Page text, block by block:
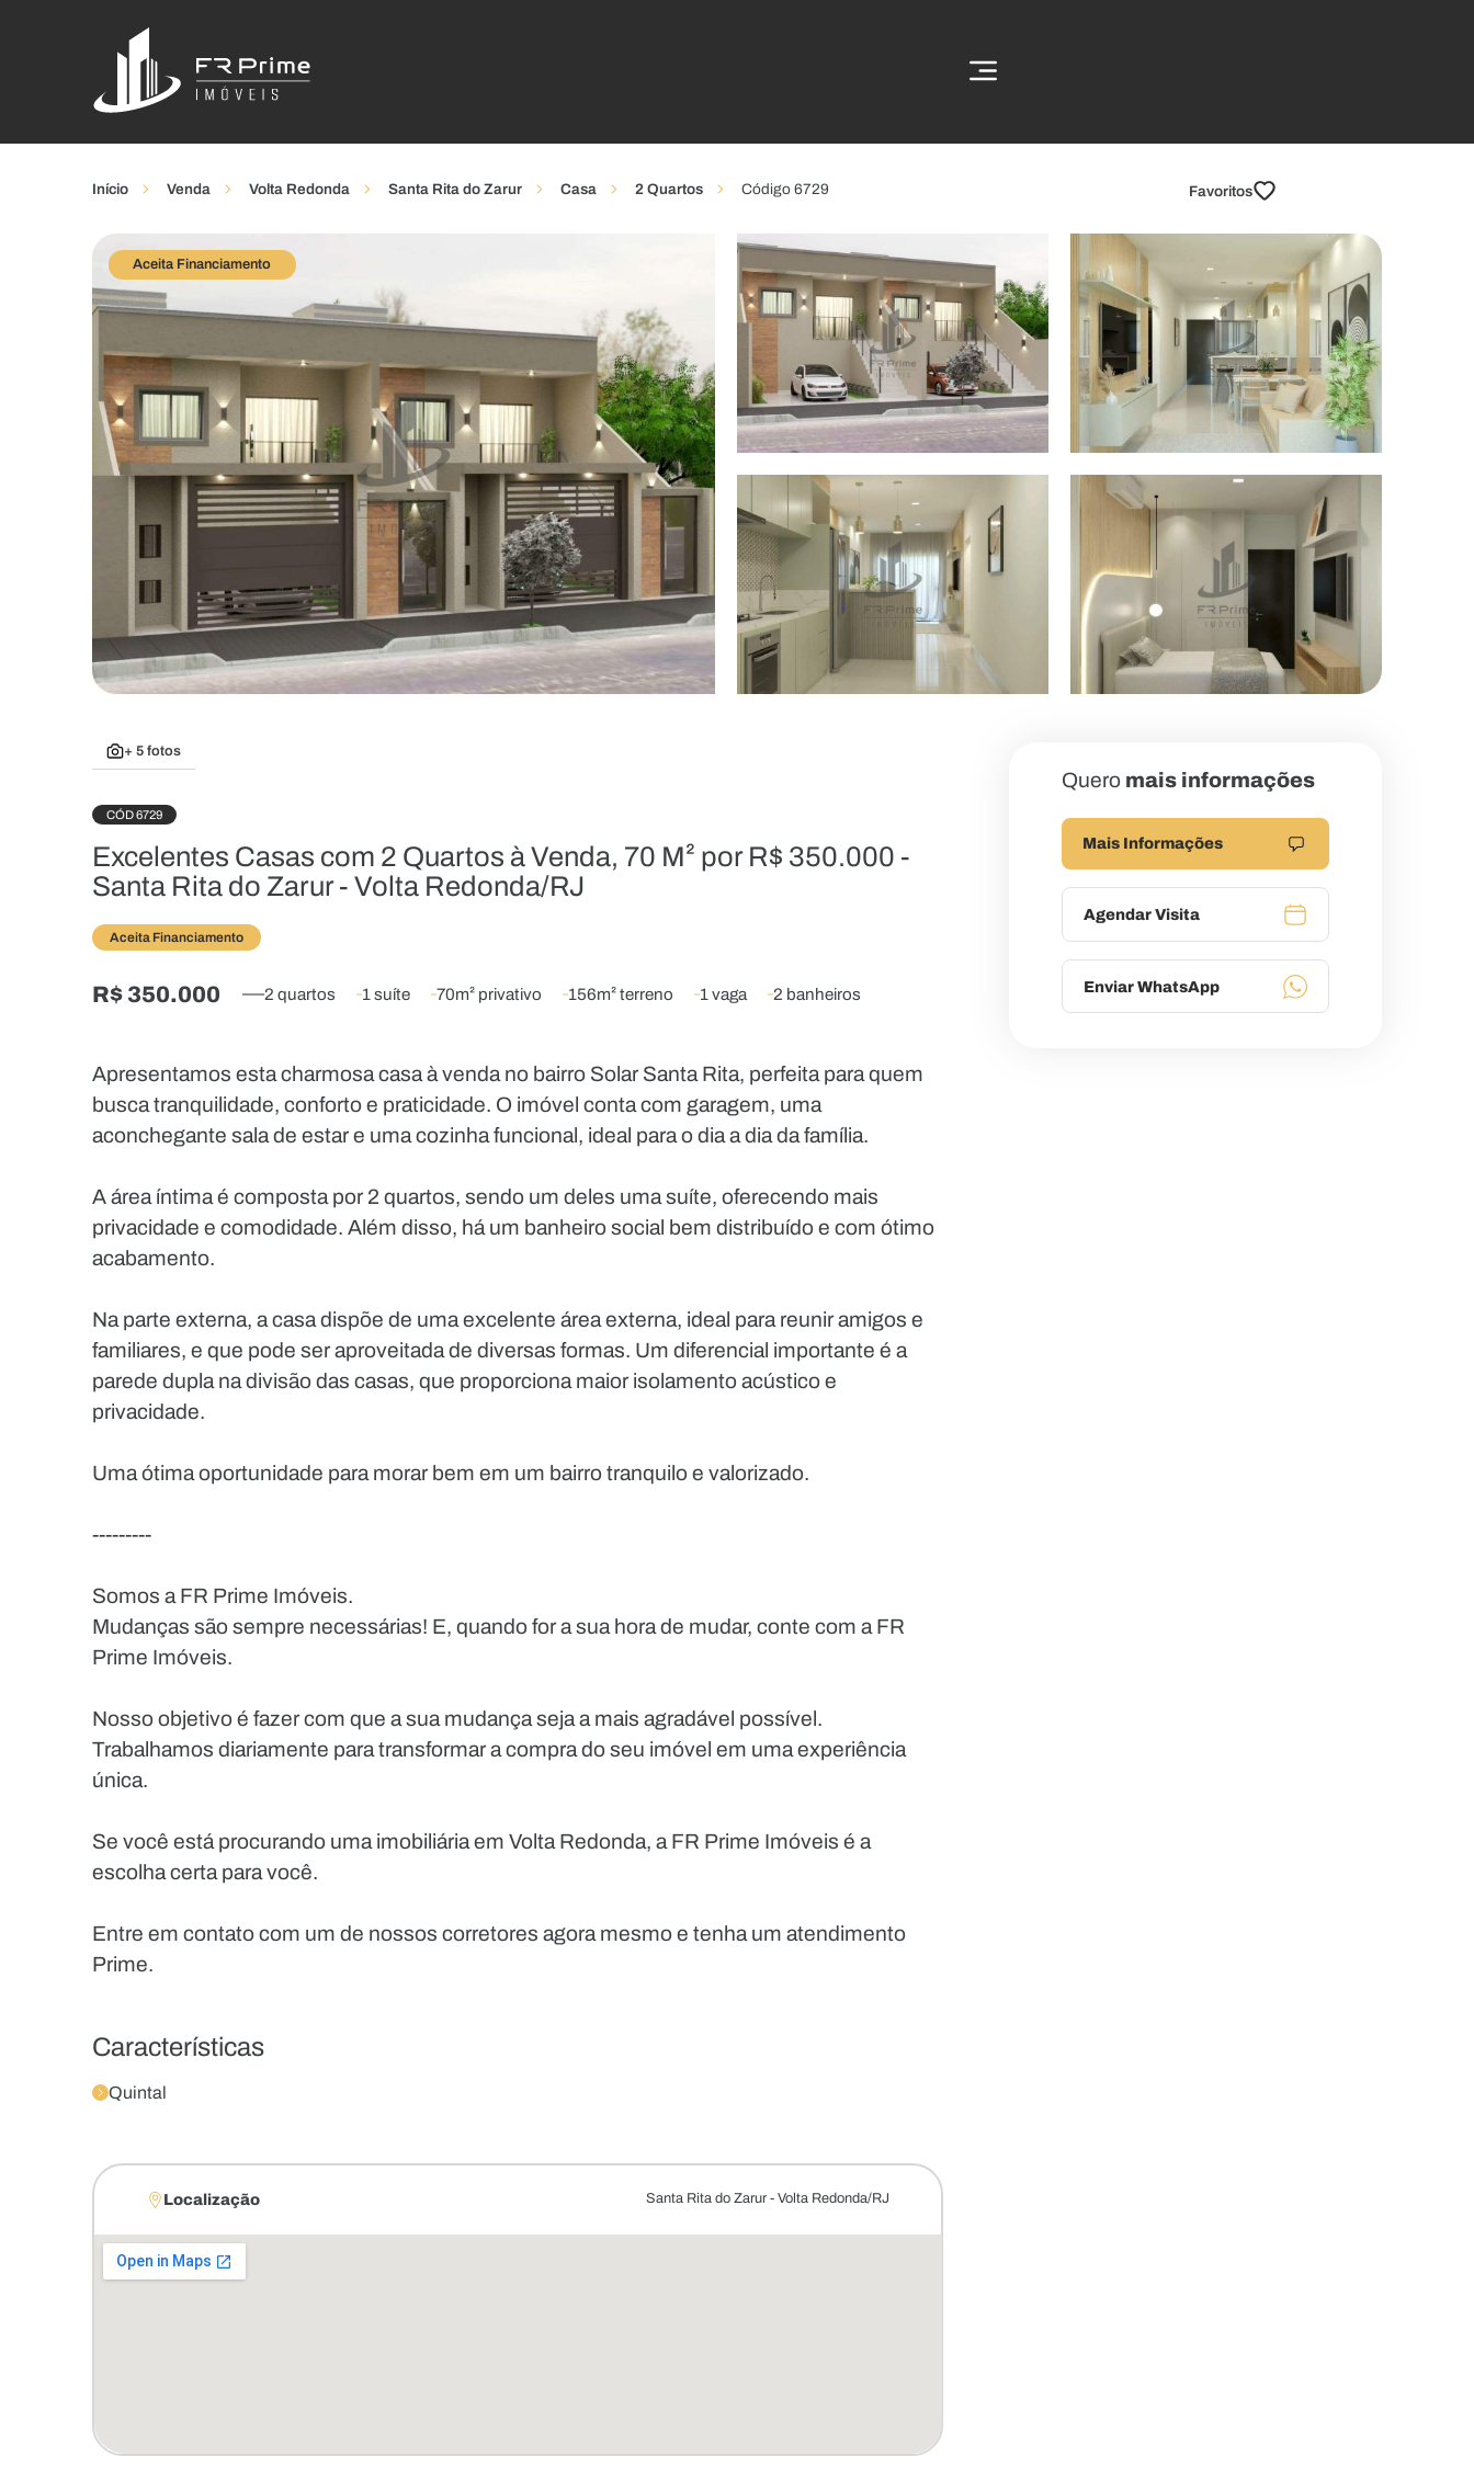
Início Venda Volta Redonda Santa Rita do Zarur Casa 2 Quartos Código 6729 Favoritos
Aceita Financiamento
+ 5 fotos
CÓD 6729
Excelentes Casas com 2 Quartos à Venda, 70 M² por R$ 350.000 -
Santa Rita do Zarur - Volta Redonda/RJ
Aceita Financiamento
R$ 350.000 2 quartos 1 suíte 70m² privativo 156m² terreno 1 vaga 2 banheiros
Apresentamos esta charmosa casa à venda no bairro Solar Santa Rita, perfeita para quem
busca tranquilidade, conforto e praticidade. O imóvel conta com garagem, uma
aconchegante sala de estar e uma cozinha funcional, ideal para o dia a dia da família.
A área íntima é composta por 2 quartos, sendo um deles uma suíte, oferecendo mais
privacidade e comodidade. Além disso, há um banheiro social bem distribuído e com ótimo
acabamento.
Na parte externa, a casa dispõe de uma excelente área externa, ideal para reunir amigos e
familiares, e que pode ser aproveitada de diversas formas. Um diferencial importante é a
parede dupla na divisão das casas, que proporciona maior isolamento acústico e
privacidade.
Uma ótima oportunidade para morar bem em um bairro tranquilo e valorizado.
---------
Somos a FR Prime Imóveis.
Mudanças são sempre necessárias! E, quando for a sua hora de mudar, conte com a FR
Prime Imóveis.
Nosso objetivo é fazer com que a sua mudança seja a mais agradável possível.
Trabalhamos diariamente para transformar a compra do seu imóvel em uma experiência
única.
Se você está procurando uma imobiliária em Volta Redonda, a FR Prime Imóveis é a
escolha certa para você.
Entre em contato com um de nossos corretores agora mesmo e tenha um atendimento
Prime.
Características
Quintal
Localização Santa Rita do Zarur - Volta Redonda/RJ
Quero mais informações
Mais Informações
Agendar Visita
Enviar WhatsApp